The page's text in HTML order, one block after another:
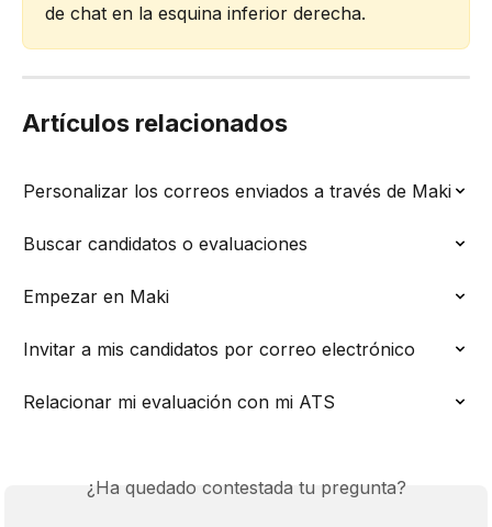
de chat en la esquina inferior derecha.
Artículos relacionados
Personalizar los correos enviados a través de Maki
Buscar candidatos o evaluaciones
Empezar en Maki
Invitar a mis candidatos por correo electrónico
Relacionar mi evaluación con mi ATS
¿Ha quedado contestada tu pregunta?